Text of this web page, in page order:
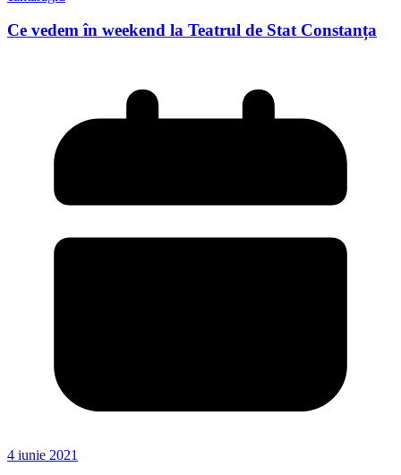
Ce vedem în weekend la Teatrul de Stat Constanța
4 iunie 2021